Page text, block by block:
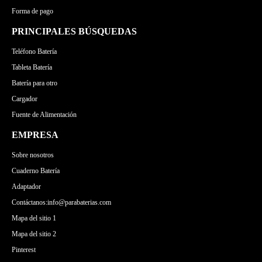
Forma de pago
PRINCIPALES BÚSQUEDAS
Teléfono Batería
Tableta Batería
Batería para otro
Cargador
Fuente de Alimentación
EMPRESA
Sobre nosotros
Cuaderno Batería
Adaptador
Contáctanos:info@parabaterias.com
Mapa del sitio 1
Mapa del sitio 2
Pinterest